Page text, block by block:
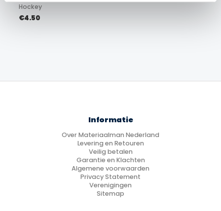
Hockey
€4.50
Informatie
Over Materiaalman Nederland
Levering en Retouren
Veilig betalen
Garantie en Klachten
Algemene voorwaarden
Privacy Statement
Verenigingen
Sitemap